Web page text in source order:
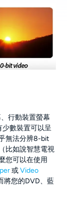
行動裝置螢幕
數裝置可以呈
無法分辨8-bit
比如說智慧電視
您可以在使用
或Video
將您的DVD、藍